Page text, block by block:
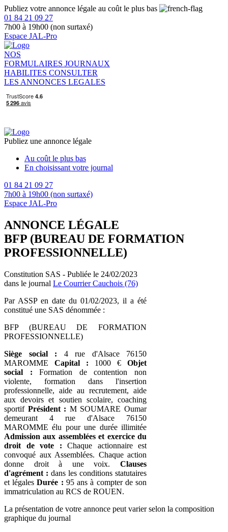
Publiez votre annonce légale au coût le plus bas
01 84 21 09 27
7h00 à 19h00 (non surtaxé)
Espace JAL-Pro
NOS
FORMULAIRES JOURNAUX
HABILITES CONSULTER
LES ANNONCES LEGALES
Publiez une annonce légale
Au coût le plus bas
En choisissant votre journal
01 84 21 09 27
7h00 à 19h00 (non surtaxé)
Espace JAL-Pro
ANNONCE LÉGALE
BFP (BUREAU DE FORMATION
PROFESSIONNELLE)
Constitution SAS - Publiée le 24/02/2023
dans le journal Le Courrier Cauchois (76)
Par ASSP en date du 01/02/2023, il a été
constitué une SAS dénommée :
BFP (BUREAU DE FORMATION
PROFESSIONNELLE)
Siège social : 4 rue d'Alsace 76150
MAROMME Capital : 1000 € Objet
social : Formation de contention non
violente, formation dans l'insertion
professionnelle, aide au recrutement, aide
aux devoirs et soutien scolaire, coaching
sportif Président : M SOUMARE Oumar
demeurant 4 rue d'Alsace 76150
MAROMME élu pour une durée illimitée
Admission aux assemblées et exercice du
droit de vote : Chaque actionnaire est
convoqué aux Assemblées. Chaque action
donne droit à une voix. Clauses
d'agrément : dans les conditions statutaires
et légalesDurée : 95 ans à compter de son
immatriculation au RCS de ROUEN.
La présentation de votre annonce peut varier selon la composition
graphique du journal